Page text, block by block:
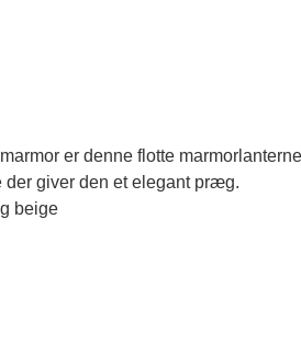
er denne flotte
der giver den et elegant præg.
beige